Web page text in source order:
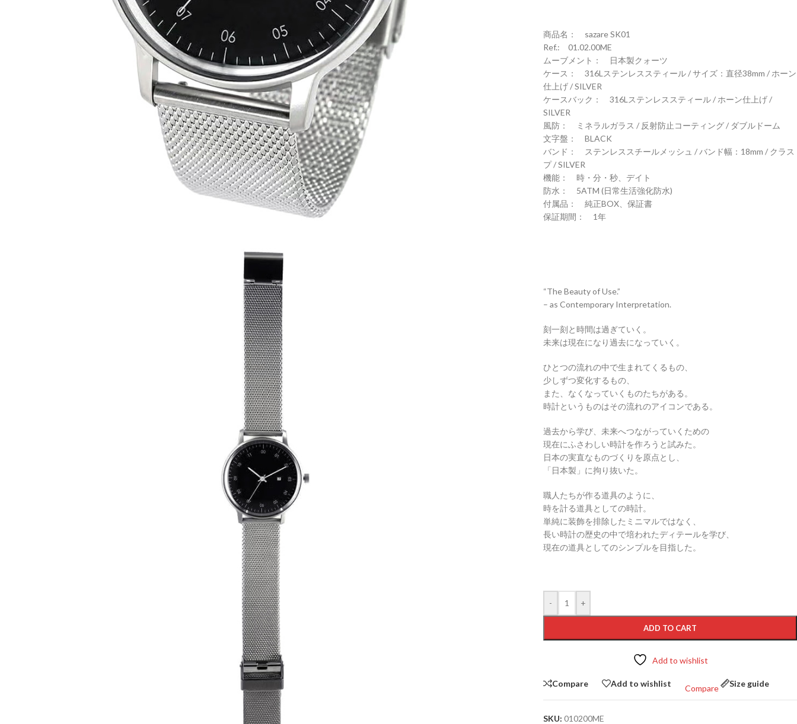
商品名： sazare SK01
Ref.: 01.02.00ME
ムーブメント： 日本製クォーツ
ケース： 316Lステンレススティール / サイズ：直径38mm / ホーン
仕上げ / SILVER
ケースバック： 316Lステンレススティール / ホーン仕上げ /
SILVER
風防： ミネラルガラス / 反射防止コーティング / ダブルドーム
文字盤： BLACK
バンド： ステンレススチールメッシュ / バンド幅：18mm / クラス
プ / SILVER
機能： 時・分・秒、デイト
防水： 5ATM (日常生活強化防水)
付属品： 純正BOX、保証書
保証期間： 1年
“The Beauty of Use.”
– as Contemporary Interpretation.
刻一刻と時間は過ぎていく。
未来は現在になり過去になっていく。
ひとつの流れの中で生まれてくるもの、
少しずつ変化するもの、
また、なくなっていくものたちがある。
時計というものはその流れのアイコンである。
過去から学び、未来へつながっていくための
現在にふさわしい時計を作ろうと試みた。
日本の実直なものづくりを原点とし、
「日本製」に拘り抜いた。
職人たちが作る道具のように、
時を計る道具としての時計。
単純に装飾を排除したミニマルではなく、
長い時計の歴史の中で培われたディテールを学び、
現在の道具としてのシンプルを目指した。
- +
ADD TO CART
Add to wishlist
Compare Add to wishlist
Compare
Size guide
SKU: 010200ME